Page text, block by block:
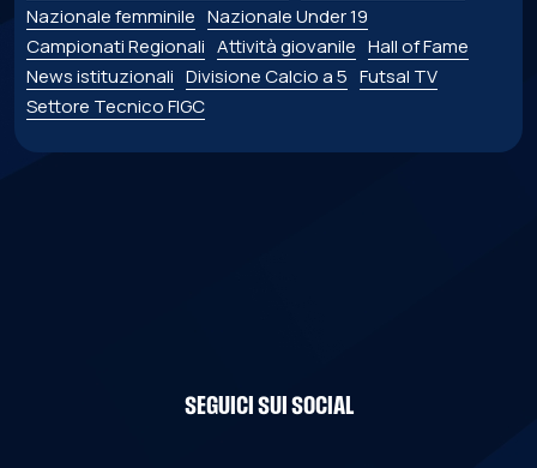
Nazionale femminile Nazionale Under 19
Campionati Regionali Attività giovanile Hall of Fame
News istituzionali Divisione Calcio a 5 Futsal TV
Settore Tecnico FIGC
SEGUICI SUI SOCIAL